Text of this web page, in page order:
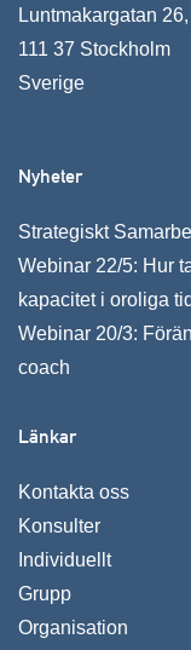
Luntmakargatan 26,
111 37 Stockholm
Sverige
Nyheter
Strategiskt
Webinar 22/5: Hur
kapacitet i oroliga
Webinar 20/3:
coach
Länkar
Kontakta oss
Konsulter
Individuellt
Grupp
Organisation